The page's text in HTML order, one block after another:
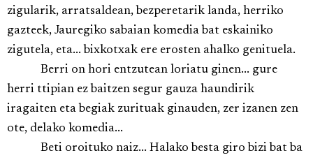
zigularik, arratsaldean, bezperetarik landa, herriko
gazteek, Jauregiko sabaian komedia bat eskainiko
zigutela, eta... bixkotxak ere erosten ahalko genituela.
Berri on hori entzutean loriatu ginen... gure
herri ttipian ez baitzen segur gauza haundirik
iragaiten eta begiak zurituak ginauden, zer izanen zen
ote, delako komedia...
Beti oroituko naiz... Halako besta giro bizi bat ba